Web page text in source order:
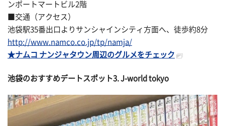
ンポートマートビル2階
■交通（アクセス）
池袋駅35番出口よりサンシャインシティ方面へ、徒歩約8分
http://www.namco.co.jp/tp/namja/
★ナムコ ナンジャタウン周辺のグルメをチェック
池袋のおすすめデートスポット3. J-world tokyo